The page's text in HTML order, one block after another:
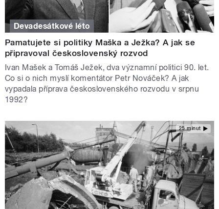
Devadesátkové léto
Pamatujete si politiky Maška a Ježka? A jak se
připravoval československý rozvod
Ivan Mašek a Tomáš Ježek, dva významní politici 90. let.
Co si o nich myslí komentátor Petr Nováček? A jak
vypadala příprava československého rozvodu v srpnu
1992?
25 minut